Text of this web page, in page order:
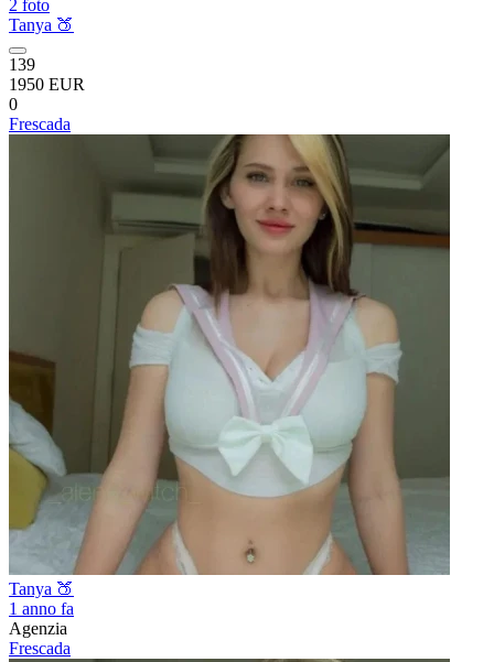
2 foto
Tanya 🍑
139
1950 EUR
0
Frescada
Tanya 🍑
1 anno fa
Agenzia
Frescada